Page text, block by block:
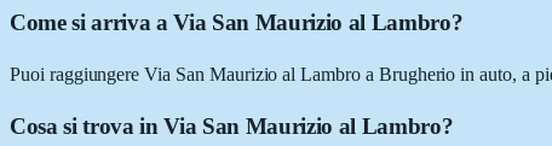
Come si arriva a Via San Maurizio al Lambro?
Puoi raggiungere Via San Maurizio al Lambro a Brugherio in auto, a
Cosa si trova in Via San Maurizio al Lambro?